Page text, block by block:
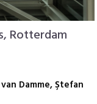
Rotterdam
Damme, Ştefan